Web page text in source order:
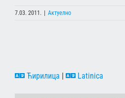
7.03. 2011. Актуелно
Ћирилица | Latinica